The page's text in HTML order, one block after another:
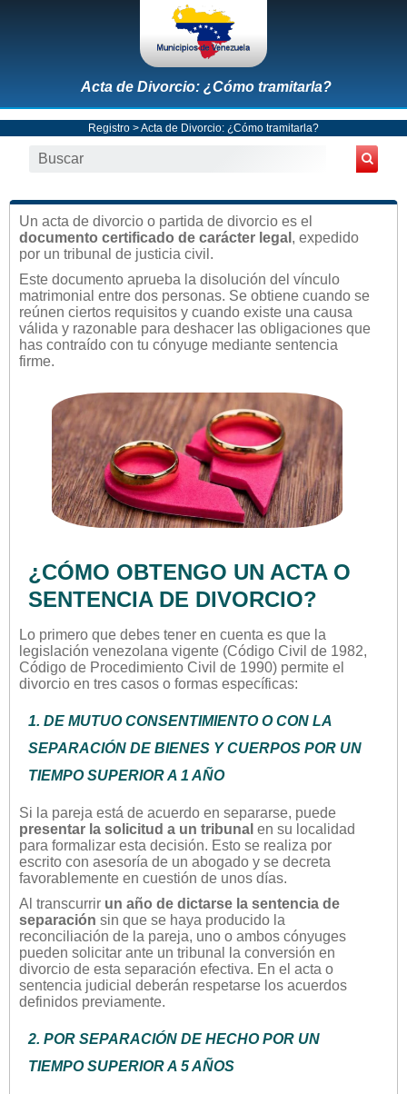
Acta de Divorcio: ¿Cómo tramitarla?
Registro > Acta de Divorcio: ¿Cómo tramitarla?
Un acta de divorcio o partida de divorcio es el
documento certificado de carácter legal , expedido
por un tribunal de justicia civil.
Este documento aprueba la disolución del vínculo
matrimonial entre dos personas. Se obtiene cuando se
reúnen ciertos requisitos y cuando existe una causa
válida y razonable para deshacer las obligaciones que
has contraído con tu cónyuge mediante sentencia
firme.
¿CÓMO OBTENGO UN ACTA O
SENTENCIA DE DIVORCIO?
Lo primero que debes tener en cuenta es que la
legislación venezolana vigente (Código Civil de 1982,
Código de Procedimiento Civil de 1990) permite el
divorcio en tres casos o formas específicas:
1. DE MUTUO CONSENTIMIENTOO CON LA
SEPARACIÓN DE BIENES Y CUERPOS POR UN
TIEMPO SUPERIOR A 1 AÑO
Si la pareja está de acuerdo en separarse, puede
presentar la solicitud a un tribunal en su localidad
para formalizar esta decisión. Esto se realiza por
escrito con asesoría de un abogado y se decreta
favorablemente en cuestión de unos días.
Al transcurrir un año de dictarse la sentencia de
separación sin que se haya producido la
reconciliación de la pareja, uno o ambos cónyuges
pueden solicitar ante un tribunal la conversión en
divorcio de esta separación efectiva. En el acta o
sentencia judicial deberán respetarse los acuerdos
definidos previamente.
2. POR SEPARACIÓN DE HECHO POR UN
TIEMPO SUPERIOR A 5 AÑOS